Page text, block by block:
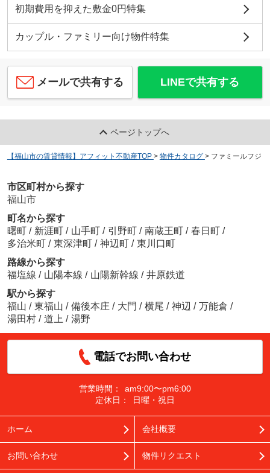
初期費用を抑えた敷金0円特集
カップル・ファミリー向け物件特集
メールで共有する LINEで共有する
ページトップへ
【福山市の賃貸情報】アフィット不動産TOP > 物件カタログ > ファミールフジ
市区町村から探す
福山市
町名から探す
曙町 / 新涯町 / 山手町 / 引野町 / 南蔵王町 / 春日町 /
多治米町 / 東深津町 / 神辺町 / 東川口町
路線から探す
福塩線 / 山陽本線 / 山陽新幹線 / 井原鉄道
駅から探す
福山 / 東福山 / 備後本庄 / 大門 / 横尾 / 神辺 / 万能倉 /
湯田村 / 道上 / 湯野
電話でお問い合わせ
営業時間：
am9:00〜pm6:00
定休日：
日曜・祝日
ホーム 会社概要
お問い合わせ 物件リクエスト